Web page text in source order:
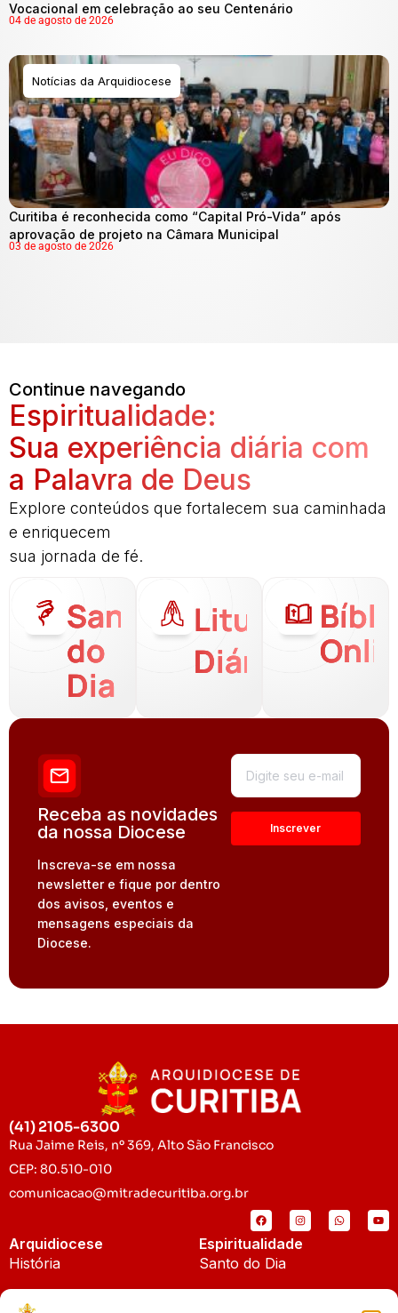
Vocacional em celebração ao seu Centenário
04 de agosto de 2026
Notícias da Arquidiocese
Curitiba é reconhecida como “Capital Pró-Vida” após
aprovação de projeto na Câmara Municipal
03 de agosto de 2026
Continue navegando
Espiritualidade:
Sua experiência diária com
a Palavra de Deus
Explore conteúdos que fortalecem sua caminhada
e enriquecem
sua jornada de fé.
Santo
do
Dia
Liturgia
Diária
Receba as novidades
da nossa Diocese
Inscreva-se em nossa
newsletter e fique por dentro
dos avisos, eventos e
mensagens especiais da
Diocese.
(41) 2105-6300
Rua Jaime Reis, nº 369, Alto São Francisco
CEP: 80.510-010
comunicacao@mitradecuritiba.org.br
Arquidiocese
História
Padroeira
Espiritualidade
Santo do Dia